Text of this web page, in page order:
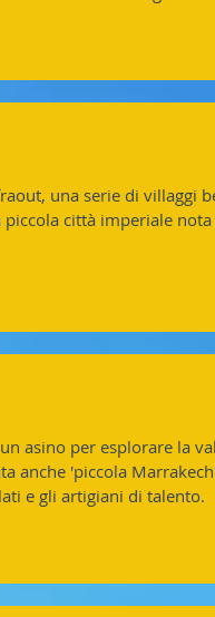
una serie di villaggi
città imperiale
asino per esplorare la
anche 'piccola
e gli artigiani di talento.